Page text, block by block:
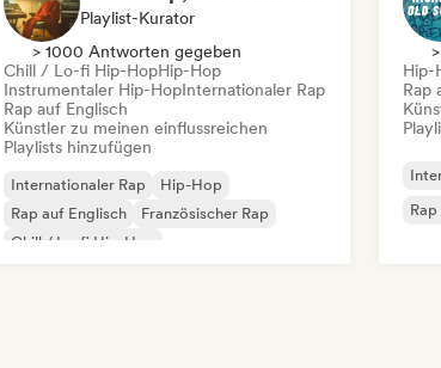
Playlist-Kurator
> 1000 Antworten gegeben
Chill / Lo-fi Hip-HopHip-Hop
Instrumentaler Hip-HopInternationaler Rap
Rap auf Englisch
Künstler zu meinen einflussreichen
Playlists hinzufügen
Internationaler Rap
Hip-Hop
Rap auf Englisch
Französischer Rap
Chill / Lo-fi Hip-Hop
Hip-
Rap